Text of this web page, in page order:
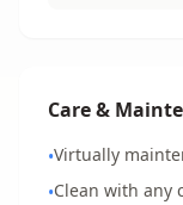
Care &
•Virtually
•Clean with any